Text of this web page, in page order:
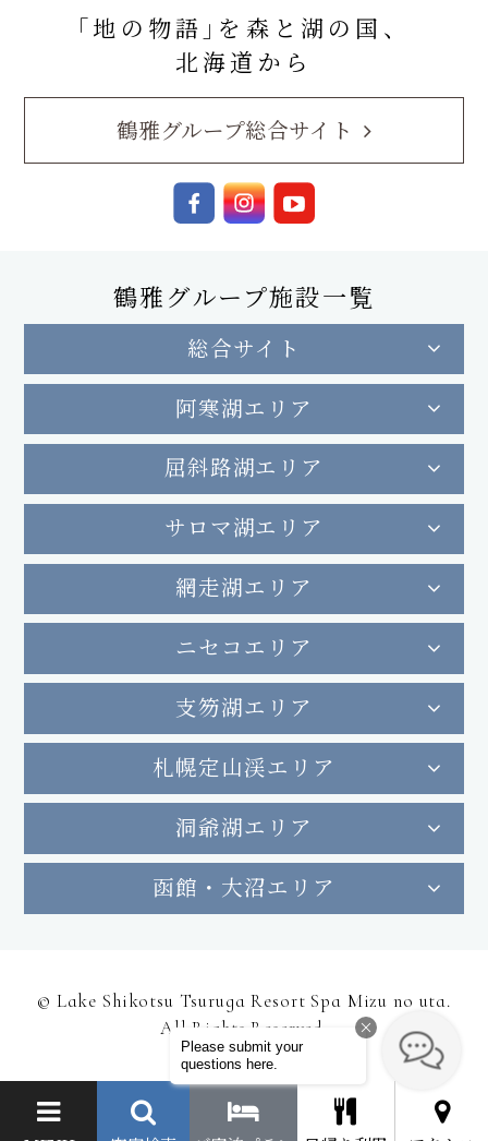
｢地の物語｣を森と湖の国、
北海道から
鶴雅グループ総合サイト
鶴雅グループ施設一覧
総合サイト
阿寒湖エリア
屈斜路湖エリア
サロマ湖エリア
網走湖エリア
ニセコエリア
支笏湖エリア
札幌定山渓エリア
洞爺湖エリア
函館・大沼エリア
© Lake Shikotsu Tsuruga Resort Spa Mizu no uta.
All Rights Reserved.